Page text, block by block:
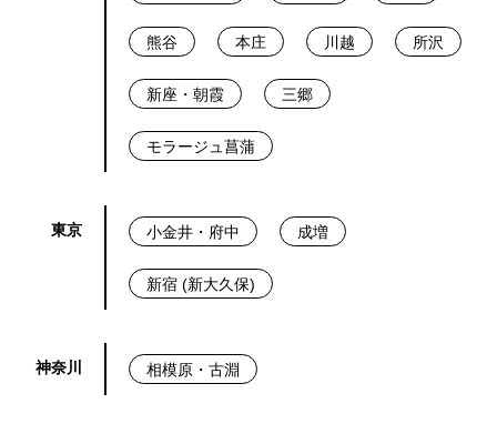
熊谷 本庄 川越 所沢
新座・朝霞 三郷
モラージュ菖蒲
東京 小金井・府中 成増
新宿 (新大久保)
神奈川 相模原・古淵